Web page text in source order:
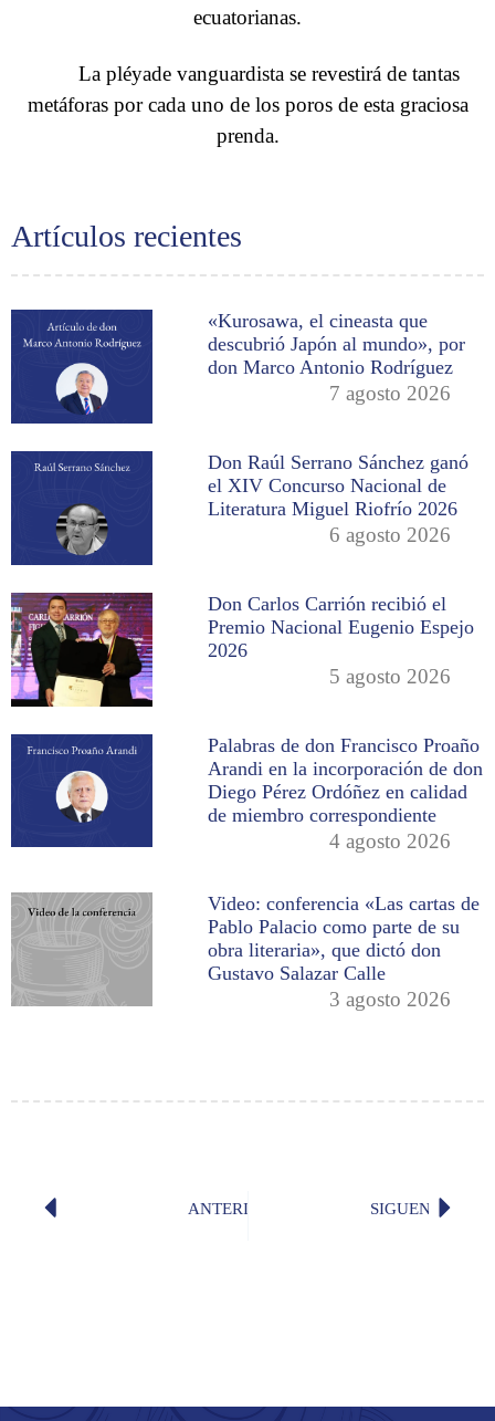
Artículos recientes
«Kurosawa, el cineasta que
descubrió Japón al mundo», por
don Marco Antonio Rodríguez
7 agosto 2026
Don Raúl Serrano Sánchez ganó
el XIV Concurso Nacional de
Literatura Miguel Riofrío 2026
6 agosto 2026
Don Carlos Carrión recibió el
Premio Nacional Eugenio Espejo
2026
5 agosto 2026
Palabras de don Francisco Proaño
Arandi en la incorporación de don
Diego Pérez Ordóñez en calidad
de miembro correspondiente
4 agosto 2026
Video: conferencia «Las cartas de
Pablo Palacio como parte de su
obra literaria», que dictó don
Gustavo Salazar Calle
3 agosto 2026
ecuatorianas.
La pléyade vanguardista se revestirá de tantas
metáforas por cada uno de los poros de esta graciosa
prenda.
ANTERIOR «Si de música se trata, pasillos»,
SIGUENTE«En